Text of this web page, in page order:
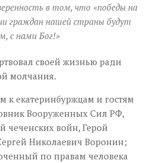
в том, что «победы на
граждан нашей страны будут
с нами Бог!»
своей жизнью ради
молчания.
к екатеринбуржцам и гостям
Вооруженных Сил РФ,
чеченских войн, Герой
Николаевич Воронин;
по правам человека